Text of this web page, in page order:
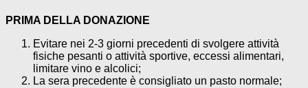
PRIMA DELLA DONAZIONE
Evitare nei 2-3 giorni precedenti di svolgere attività
fisiche pesanti o attività sportive, eccessi alimentari,
limitare vino e alcolici;
La sera precedente è consigliato un pasto normale;